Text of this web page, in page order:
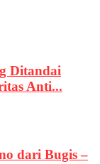
Ditandai
Anti...
dari Bugis –